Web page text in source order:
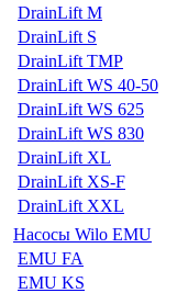
DrainLift M
DrainLift S
DrainLift TMP
DrainLift WS 40-50
DrainLift WS 625
DrainLift WS 830
DrainLift XL
DrainLift XS-F
DrainLift XXL
Насосы Wilo EMU
EMU FA
EMU KS